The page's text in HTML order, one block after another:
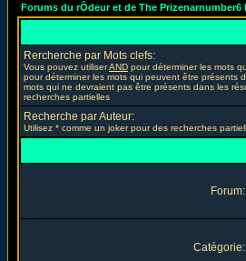
Forums du rÔdeur et de The Prizenarnumber6
Rercherche par Mots clefs:
Vous pouvez utiliserAND pour déterminer les mots
pour déterminer les mots qui peuvent être présents
mots qui ne devraient pas être présents dans les
recherches partielles
Recherche par Auteur:
Utilisez * comme un joker pour des recherches
Forum:
Catégorie: